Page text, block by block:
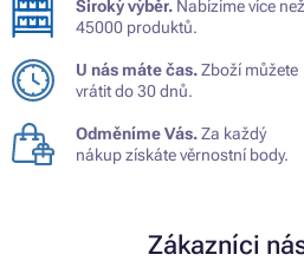
Široký výběr. Nabízíme více než
45000 produktů.
U nás máte čas.Zboží můžete
vrátit do 30 dnů.
Odměníme Vás.Za každý
nákup získáte věrnostní body.
Zákazníci